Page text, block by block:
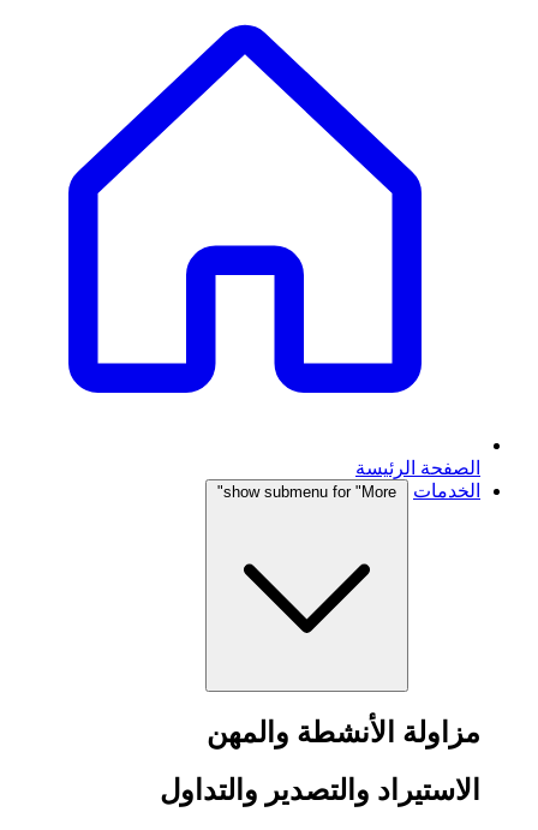
الصفحة الرئيسة
الخدمات
show submenu for "More"
مزاولة الأنشطة والمهن
الاستيراد والتصدير والتداول